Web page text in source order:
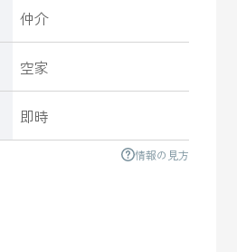
仲介
空家
即時
情報の見方